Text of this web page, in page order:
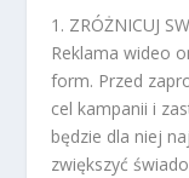
1. ZRÓŻNICUJ
Reklama wideo
form. Przed
cel kampanii i
będzie dla niej
zwiększyć